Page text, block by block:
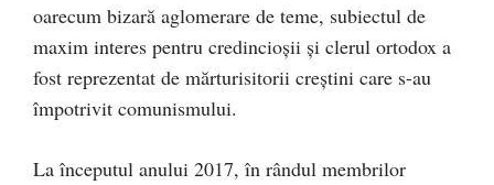
oarecum bizară aglomerare de teme, subiectul de
maxim interes pentru credincioșii și clerul ortodox a
fost reprezentat de mărturisitorii creștini care s-au
împotrivit comunismului.
La începutul anului 2017, în rândul membrilor